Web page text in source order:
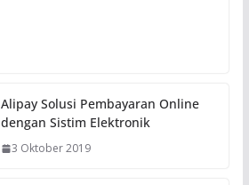
Alipay Solusi Pembayaran Online
dengan Sistim Elektronik
3 Oktober 2019